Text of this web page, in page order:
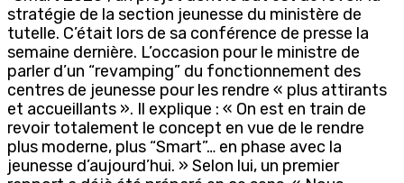
stratégie de la section jeunesse du ministère de
tutelle. C’était lors de sa conférence de presse la
semaine dernière. L’occasion pour le ministre de
parler d’un “revamping” du fonctionnement des
centres de jeunesse pour les rendre « plus attirants
et accueillants ». Il explique : « On est en train de
revoir totalement le concept en vue de le rendre
plus moderne, plus “Smart”… en phase avec la
jeunesse d’aujourd’hui. » Selon lui, un premier